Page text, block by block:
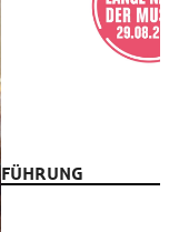
FÜHRUNG